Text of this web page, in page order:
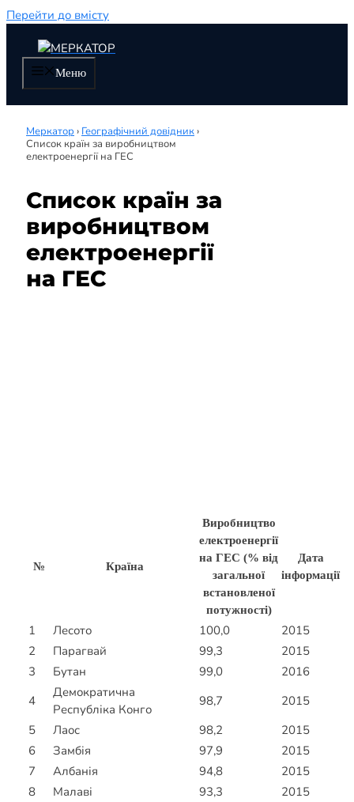
Перейти до вмісту
Меню
Меркатор › Географічний довідник›
Список країн за виробництвом
електроенергії на ГЕС
Список країн за
виробництвом
електроенергії
на ГЕС
№ Країна
Виробництво
електроенергії
на ГЕС (% від
загальної
встановленої
потужності)
Дата
інформації
1 Лесото 100,0
2015
2
Парагвай 99,3
2015
3
Бутан 99,0
2016
4
Демократична
Республіка Конго
98,7
2015
5
Лаос 98,2
2015
6
Замбія 97,9
2015
7
Албанія 94,8
2015
8
Малаві 93,3
2015